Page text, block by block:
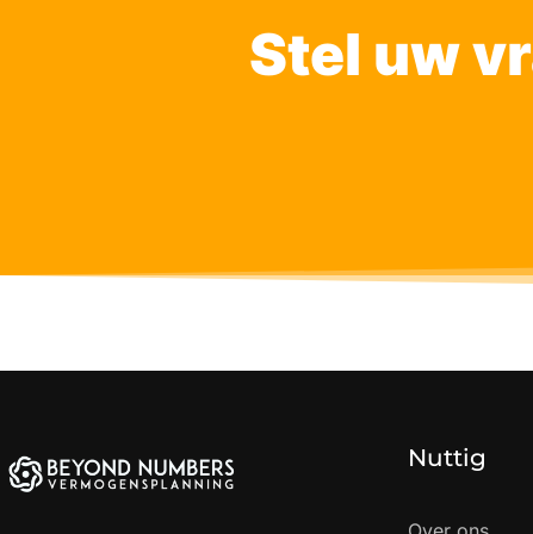
Stel uw
Nuttig